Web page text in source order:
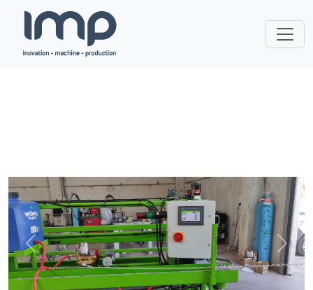
Previous Next